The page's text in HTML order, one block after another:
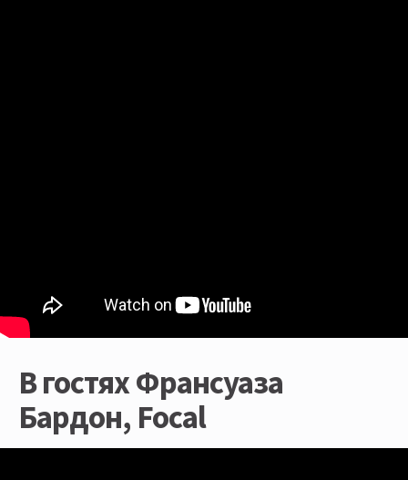
В гостях Франсуаза
Бардон, Focal